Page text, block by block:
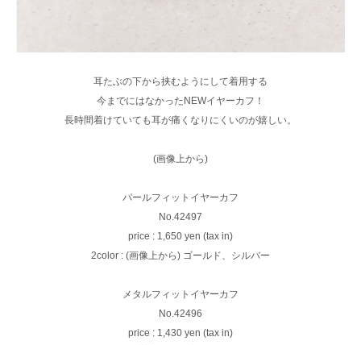
耳たぶの下から挟むようにして着用する
今までにはなかったNEWイヤーカフ！
長時間着けていても耳が痛くなりにくいのが嬉しい。
(画像上から)
パールフィットイヤーカフ
No.42497
price : 1,650 yen (tax in)
2color : (画像上から) ゴールド、シルバー
メタルフィットイヤーカフ
No.42496
price : 1,430 yen (tax in)